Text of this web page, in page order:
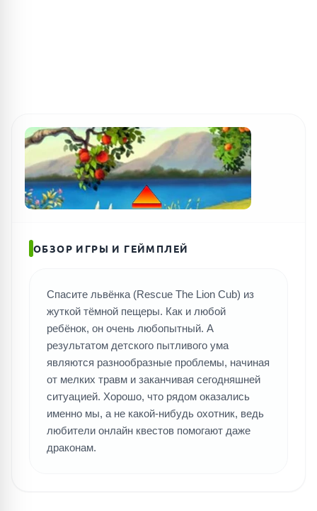
ПОИСК ИГР
ОБЗОР ИГРЫ И ГЕЙМПЛЕЙ
Спасите львёнка (Rescue The Lion Cub) из
жуткой тёмной пещеры. Как и любой
ребёнок, он очень любопытный. А
результатом детского пытливого ума
являются разнообразные проблемы, начиная
от мелких травм и заканчивая сегодняшней
ситуацией. Хорошо, что рядом оказались
именно мы, а не какой-нибудь охотник, ведь
любители онлайн квестов помогают даже
драконам.